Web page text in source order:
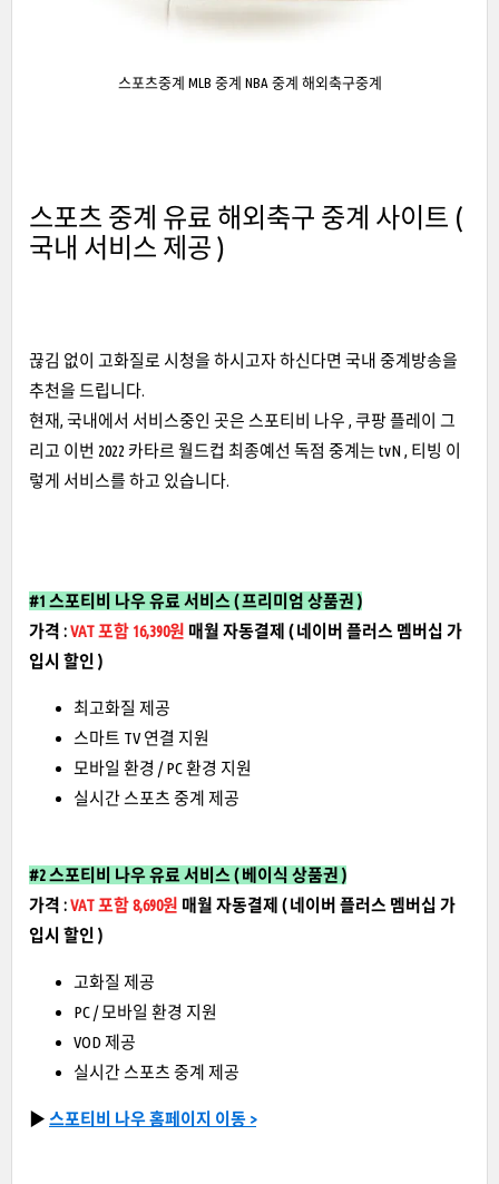
스포츠중계 MLB 중계 NBA 중계 해외축구중계
스포츠 중계 유료 해외축구 중계 사이트 (
국내 서비스 제공 )
끊김 없이 고화질로 시청을 하시고자 하신다면 국내 중계방송을
추천을 드립니다.
현재, 국내에서 서비스중인 곳은 스포티비 나우 , 쿠팡 플레이 그
리고 이번 2022 카타르 월드컵 최종예선 독점 중계는 tvN , 티빙 이
렇게 서비스를 하고 있습니다.
#1 스포티비 나우 유료 서비스 ( 프리미엄 상품권 )
가격 :VAT 포함 16,390원 매월 자동결제 ( 네이버 플러스 멤버십 가
입시 할인 )
최고화질 제공
스마트 TV 연결 지원
모바일 환경 / PC 환경 지원
실시간 스포츠 중계 제공
#2 스포티비 나우 유료 서비스 ( 베이식 상품권 )
가격 :VAT 포함 8,690원 매월 자동결제 ( 네이버 플러스 멤버십 가
입시 할인 )
고화질 제공
PC / 모바일 환경 지원
VOD 제공
실시간 스포츠 중계 제공
▶ 스포티비 나우 홈페이지 이동 >